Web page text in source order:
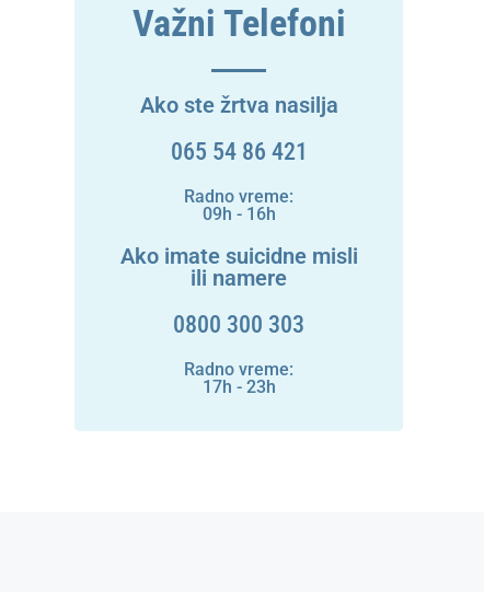
Važni Telefoni
Ako ste žrtva nasilja
065 54 86 421
Radno vreme:
09h - 16h
Ako imate suicidne misli
ili namere
0800 300 303
Radno vreme:
17h - 23h